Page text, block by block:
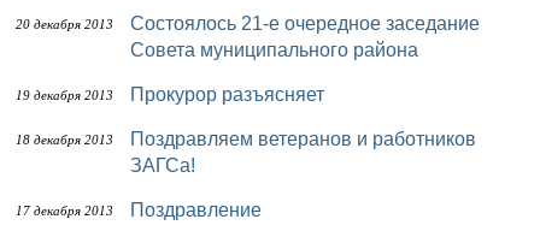
20 декабря 2013
Состоялось 21-е очередное заседание
Совета муниципального района
19 декабря 2013 Прокурор разъясняет
18 декабря 2013
Поздравляем ветеранов и работников
ЗАГСа!
17 декабря 2013 Поздравление